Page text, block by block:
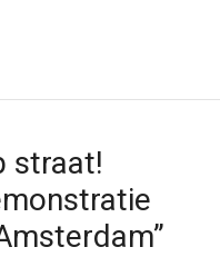
straat!